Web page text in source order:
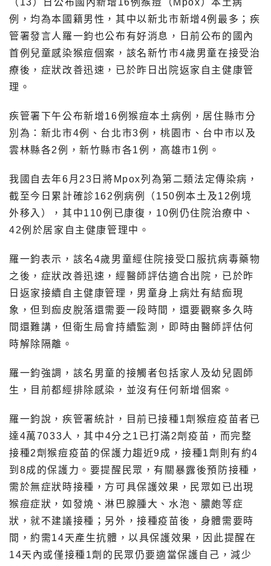
（13）日公布國內新增16例猴痘（Mpox）本土病
例，均為本國籍男性，其中以新北市新增4例最多；疾
管署發言人羅一鈞也公布有好消息，日前公布的國內
首例兒童感染猴痘個案，該名新竹市4歲男童在接受治
療後，症狀改善迅速，已於昨日出院返家自主健康管
理。
疾管署下午公布新增16例猴痘本土病例，居住縣市分
別為：新北市4例、台北市3例，桃園市、台中市以及
雲林縣各2例，新竹縣市各1例，高雄市1例。
我國自去年6月23日將Mpox列為第二類法定傳染病，
截至今日累計確診162例病例（150例本土及12例境
外移入），其中110例已康復，10例仍住院治療中、
42例於居家自主健康管理中。
羅一鈞表示，該名4歲男童經住院接受口服抗病毒藥物
之後，症狀改善迅速，經醫師評估適合出院，已於昨
日返家接續自主健康管理，男童身上病灶有結痂現
象，但到痂皮脫落還需要一段時間，還要觀察多久時
間還難講，但衛生局會持續監測，即時由醫師評估何
時解除隔離。
羅一鈞強調，該名男童的接觸者包括家人及幼兒園師
生，目前都經排除感染，並沒有任何新增個案。
羅一鈞說，疾管署統計，目前已接種1劑猴痘疫苗者已
達4萬7033人，其中4分之1已打滿2劑疫苗，而完整
接種2劑猴痘疫苗的保護力趨近9成，接種1劑則有約4
到8成的保護力。要提醒民眾，有關暴露後預防接種，
需於無症狀時接種，方可具保護效果，民眾如已出現
猴痘症狀，如發燒、淋巴腺腫大、水泡、膿皰等症
狀，就不建議接種；另外，接種疫苗後，身體需要時
間，約需14天產生抗體，以具保護效果，因此提醒在
14天內或僅接種1劑的民眾仍要適當保護自己，減少